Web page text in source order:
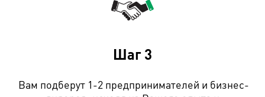
Шаг3
Вам подберут 1-2 предпринимателей и бизнес-